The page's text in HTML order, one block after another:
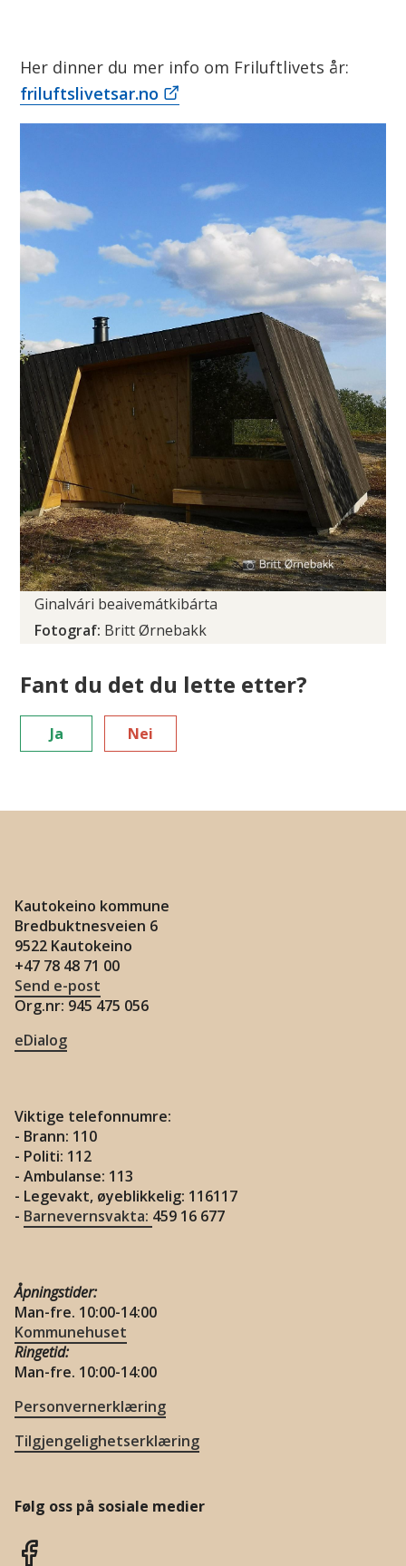
Her dinner du mer info om Friluftlivets år:
friluftslivetsar.no
Ginalvári beaivemátkibárta
Britt Ørnebakk
Fant du det du lette etter?
Ja Nei
Kautokeino kommune
Bredbuktnesveien 6
9522 Kautokeino
+47 78 48 71 00
Send e-post
Org.nr: 945 475 056
eDialog
Viktige telefonnumre:
- Brann: 110
- Politi: 112
- Ambulanse: 113
- Legevakt, øyeblikkelig: 116117
- Barnevernsvakta: 459 16 677
Åpningstider:
Man-fre. 10:00-14:00
Kommunehuset
Ringetid:
Man-fre. 10:00-14:00
Personvernerklæring
Tilgjengelighetserklæring
Følg oss på sosiale medier